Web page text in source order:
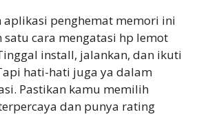
aplikasi penghemat memori ini
satu cara mengatasi hp lemot
install, jalankan, dan ikuti
hati-hati juga ya dalam
Pastikan kamu memilih
dan punya rating